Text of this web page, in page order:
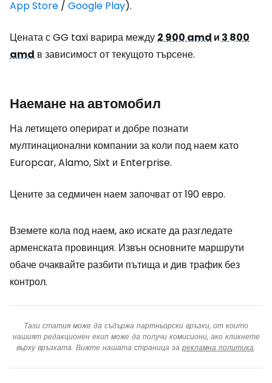
App Store / Google Play).
Цената с GG taxi варира между2 900 amdи3 800
amd в зависимост от текущото търсене.
Наемане на автомобил
На летището оперират и добре познати
мултинационални компании за коли под наем като
Europcar, Alamo, Sixt и Enterprise.
Цените за седмичен наем започват от 190 евро.
Вземете кола под наем, ако искате да разгледате
арменската провинция. Извън основните маршрути
обаче очаквайте разбити пътища и див трафик без
контрол.
Тази статия може да съдържа партньорски връзки, от които
нашият редакционен екип може да получи комисиони, ако кликнете
върху връзката. Вижте нашата страница за рекламна политика.